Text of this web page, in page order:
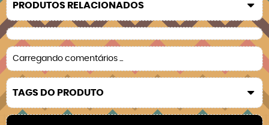
PRODUTOS RELACIONADOS
Carregando comentários ...
TAGS DO PRODUTO